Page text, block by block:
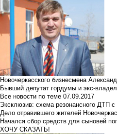
Новочеркасского бизнесмена
Бывший депутат гордумы и экс-
Все новости по теме 07.09.2017
Эксклюзив: схема резонансного ДТП
Дело отравившего жителей
Начался сбор средств для сыновей
ХОЧУ СКАЗАТЬ!